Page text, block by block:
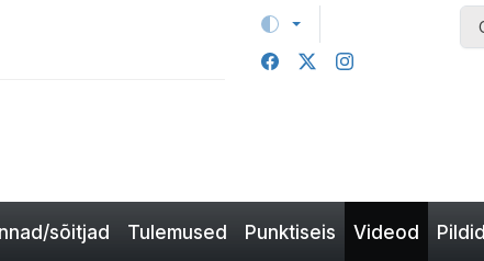
sõitjad Tulemused Punktiseis Videod